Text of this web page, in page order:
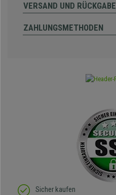
VERSAND UND RÜCKGABE
ZAHLUNGSMETHODEN
Sicher kaufen